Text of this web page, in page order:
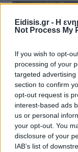
Eidisis.gr - Η
Not Process My
If you wish to opt-
processing of your
targeted
section to confirm
opt-out request is
interest-based ads
us or personal
your opt-out. You
disclosure of your
IAB’s list of